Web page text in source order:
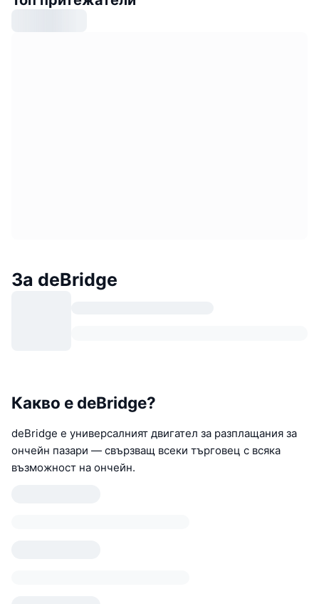
За deBridge
Какво е deBridge?
deBridge е универсалният двигател за разплащания за
ончейн пазари — свързващ всеки търговец с всяка
възможност на ончейн.